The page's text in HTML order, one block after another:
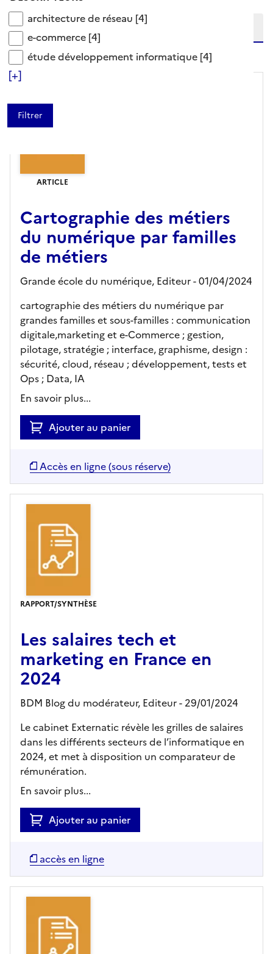
architecture de réseau
architecture de réseau [4]
e-commerce
e-commerce [4]
étude développement informatique
étude développement informatique [4]
[+]
niveau(x) vers le bas
ARTICLE
Cartographie des métiers
du numérique par familles
de métiers
Grande école du numérique, Editeur- 01/04/2024
cartographie des métiers du numérique par
grandes familles et sous-familles : communication
digitale,marketing et e-Commerce ; gestion,
pilotage, stratégie ; interface, graphisme, design :
sécurité, cloud, réseau ; développement, tests et
Ops ; Data, IA
En savoir plus...
Ajouter au panier
Accès en ligne (sous réserve)
RAPPORT/SYNTHÈSE
Les salaires tech et
marketing en France en
2024
BDM Blog du modérateur, Editeur- 29/01/2024
Le cabinet Externatic révèle les grilles de salaires
dans les différents secteurs de l’informatique en
2024, et met à disposition un comparateur de
rémunération.
En savoir plus...
Ajouter au panier
accès en ligne